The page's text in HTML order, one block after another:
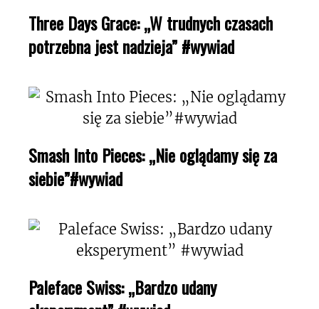
Three Days Grace: „W trudnych czasach
potrzebna jest nadzieja” #wywiad
Smash Into Pieces: „Nie oglądamy się za
siebie”#wywiad
Paleface Swiss: „Bardzo udany